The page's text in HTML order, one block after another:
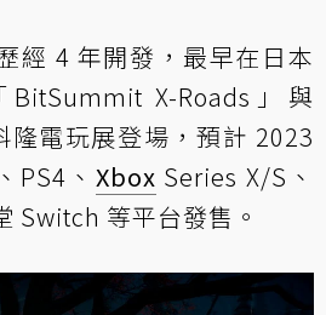
經 4 年開發，最早在日本
X-Roads」與
電玩展登場，預計 2023
、PS4、 Xbox Series X/S、
Switch 等平台發售。